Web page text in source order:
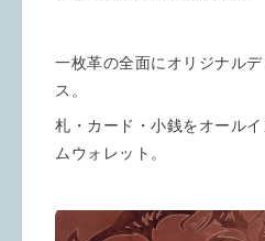
一枚革の全面にオリジナル
ス。
札・カード・小銭をオール
ムウォレット。